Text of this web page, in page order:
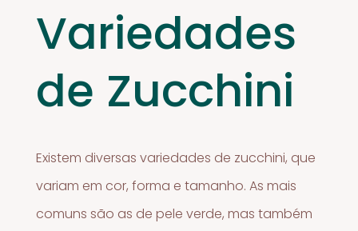
Variedades
de Zucchini
Existem diversas variedades de zucchini, que
variam em cor, forma e tamanho. As mais
comuns são as de pele verde, mas também